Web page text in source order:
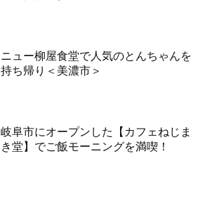
ニュー柳屋食堂で人気のとんちゃんを
持ち帰り＜美濃市＞
岐阜市にオープンした【カフェねじま
き堂】でご飯モーニングを満喫！